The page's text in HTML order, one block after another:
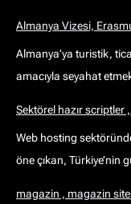
Almanya Vizesi,
Almanya’ya turistik,
amacıyla seyahat
Sektörel hazır scriptler
Web hosting
öne çıkan, Türkiye’nin
magazin , magazin